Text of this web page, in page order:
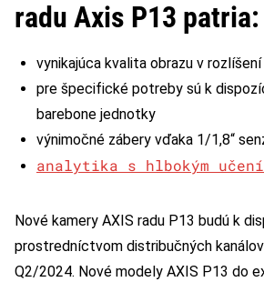
radu Axis P13 patria:
vynikajúca kvalita obrazu v rozlíšení
pre špecifické potreby sú k
barebone jednotky
výnimočné zábery vďaka 1/1,8“
analytika s hlbokým
Nové kamery AXIS radu P13 budú k
prostredníctvom distribučných
Q2/2024. Nové modely AXIS P13 do